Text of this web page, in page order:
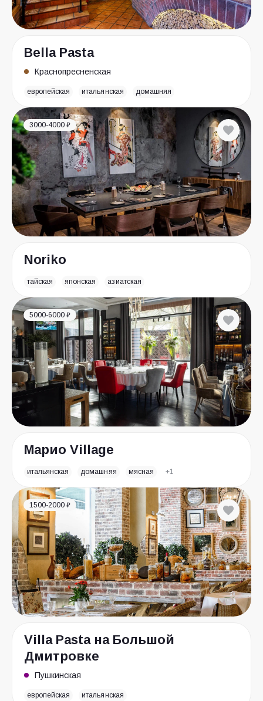
Bella Pasta
Краснопресненская
европейская итальянская домашняя
3000-4000 ₽
Noriko
тайская японская азиатская
5000-6000 ₽
Марио Village
итальянская домашняя мясная +1
1500-2000 ₽
Villa Pasta на Большой
Дмитровке
Пушкинская
европейская итальянская